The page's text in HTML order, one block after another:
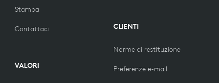
Stampa
Contattaci
VALORI
CLIENTI
Norme di restituzione
Preferenze e-mail